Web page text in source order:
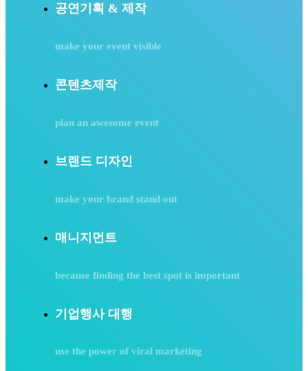
공연기획 & 제작
make your event visible
콘텐츠제작
plan an awesome event
브랜드 디자인
make your brand stand out
매니지먼트
because finding the best spot is important
기업행사 대행
use the power of viral marketing